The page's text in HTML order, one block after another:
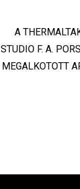
A
STUDIO F. A.
MEGALKOTOTT